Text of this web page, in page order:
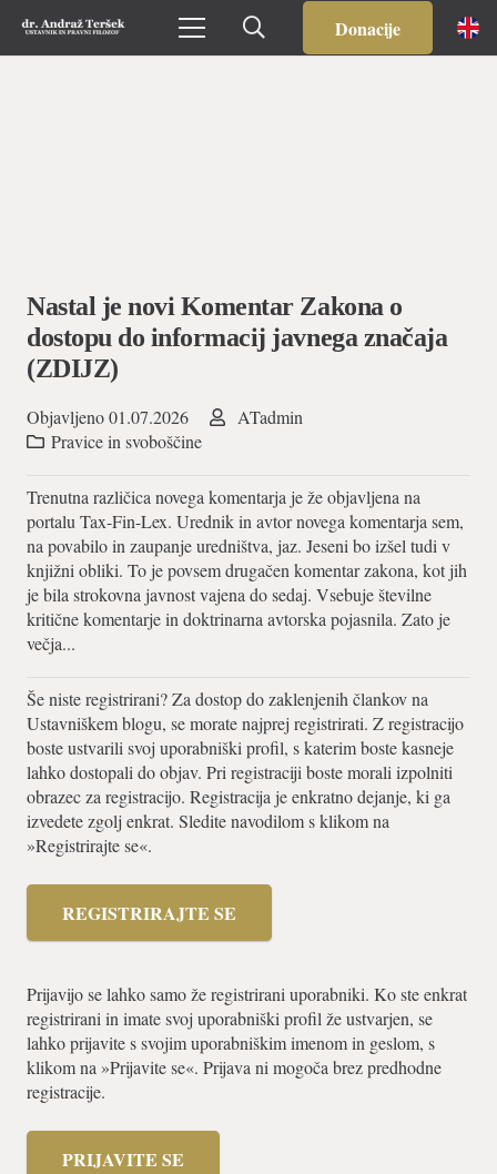
Donacije
Nastal je novi Komentar Zakona o
dostopu do informacij javnega značaja
(ZDIJZ)
Objavljeno01.07.2026
ATadmin
Pravice in svoboščine
Trenutna različica novega komentarja je že objavljena na
portalu Tax-Fin-Lex. Urednik in avtor novega komentarja sem,
na povabilo in zaupanje uredništva, jaz. Jeseni bo izšel tudi v
knjižni obliki. To je povsem drugačen komentar zakona, kot jih
je bila strokovna javnost vajena do sedaj. Vsebuje številne
kritične komentarje in doktrinarna avtorska pojasnila. Zato je
večja...
Še niste registrirani? Za dostop do zaklenjenih člankov na
Ustavniškem blogu, se morate najprej registrirati. Z registracijo
boste ustvarili svoj uporabniški profil, s katerim boste kasneje
lahko dostopali do objav. Pri registraciji boste morali izpolniti
obrazec za registracijo. Registracija je enkratno dejanje, ki ga
izvedete zgolj enkrat. Sledite navodilom s klikom na
»Registrirajte se«.
REGISTRIRAJTE SE
Prijavijo se lahko samo že registrirani uporabniki. Ko ste enkrat
registrirani in imate svoj uporabniški profil že ustvarjen, se
lahko prijavite s svojim uporabniškim imenom in geslom, s
klikom na »Prijavite se«. Prijava ni mogoča brez predhodne
registracije.
PRIJAVITE SE